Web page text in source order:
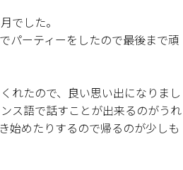
でした。
パーティーをしたので最後まで頑
れたので、良い思い出になりまし
ス語で話すことが出来るのがうれ
始めたりするので帰るのが少しも